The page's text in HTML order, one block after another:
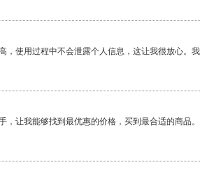
，使用过程中不会泄露个人信息，这让我很放心。
，让我能够找到最优惠的价格，买到最合适的商品。